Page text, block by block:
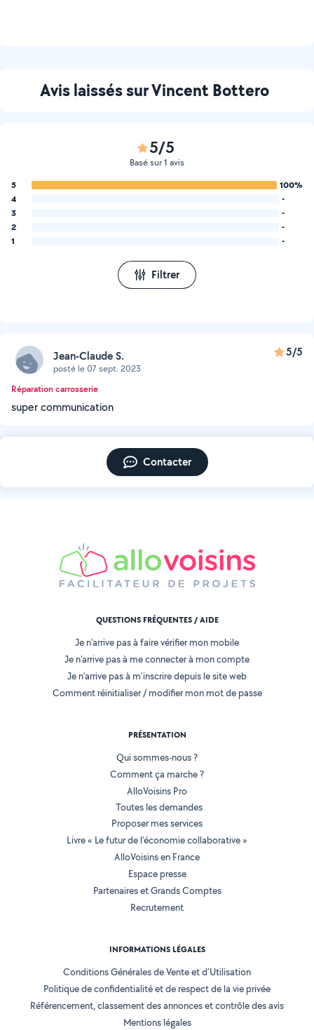
Avis laissés sur Vincent Bottero
5/5
Basé sur 1 avis
5
100%
4
-
3
-
2
-
1
-
Filtrer
Jean-Claude S.
posté le 07 sept. 2023
5/5
Réparation carrosserie
super communication
Contacter
QUESTIONS FRÉQUENTES / AIDE
Je n'arrive pas à faire vérifier mon mobile
Je n'arrive pas à me connecter à mon compte
Je n'arrive pas à m'inscrire depuis le site web
Comment réinitialiser / modifier mon mot de passe
PRÉSENTATION
Qui sommes-nous ?
Comment ça marche ?
AlloVoisins Pro
Toutes les demandes
Proposer mes services
Livre « Le futur de l'économie collaborative »
AlloVoisins en France
Espace presse
Partenaires et Grands Comptes
Recrutement
INFORMATIONS LÉGALES
Conditions Générales de Vente et d'Utilisation
Politique de confidentialité et de respect de la vie privée
Référencement, classement des annonces et contrôle des avis
Mentions légales